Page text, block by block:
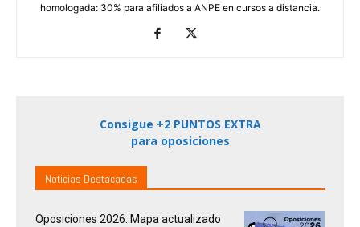
homologada: 30% para afiliados a ANPE en cursos a distancia.
Consigue +2 PUNTOS EXTRA
para oposiciones
Noticias Destacadas
Oposiciones 2026: Mapa actualizado